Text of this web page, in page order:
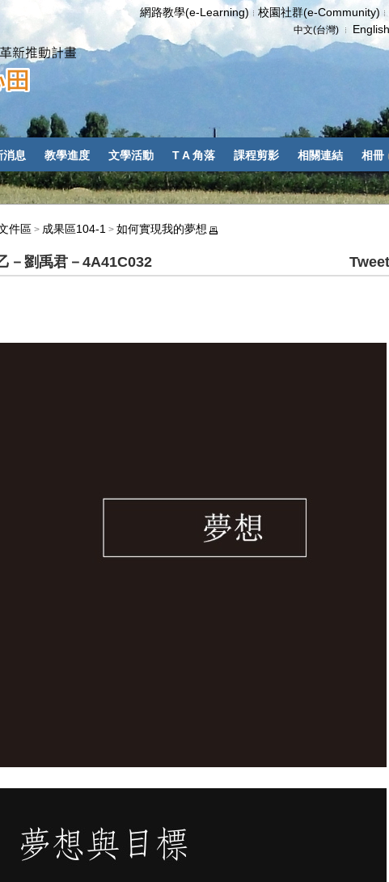
網路教學(e-Learning) 校園社群(e-Community)
中文(台灣)
消息 教學進度 文學活動 T A 角落 課程剪影 相關連結 相冊
件區 > 成果區104-1 > 如何實現我的夢想
－劉禹君－4A41C032 Tweet